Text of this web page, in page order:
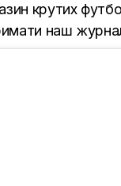
крутих
наш